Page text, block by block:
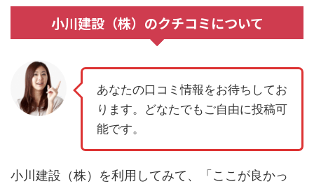
小川建設（株）のクチコミについて
あなたの口コミ情報をお待ちしてお
ります。どなたでもご自由に投稿可
能です。
小川建設（株）を利用してみて、「ここが良かっ